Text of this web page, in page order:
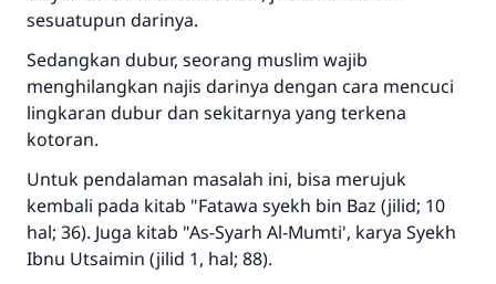
sesuatupun darinya.
Sedangkan dubur, seorang muslim wajib
menghilangkan najis darinya dengan cara mencuci
lingkaran dubur dan sekitarnya yang terkena
kotoran.
Untuk pendalaman masalah ini, bisa merujuk
kembali pada kitab "Fatawa syekh bin Baz (jilid; 10
hal; 36). Juga kitab "As-Syarh Al-Mumti', karya Syekh
Ibnu Utsaimin (jilid 1, hal; 88).